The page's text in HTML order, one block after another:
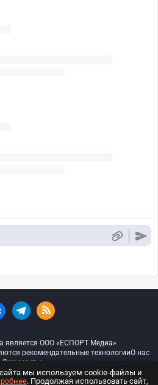
является ООО «ЕСПОРТ Медиа»
рекомендательные технологииО нас
Документы
— Все права защищены
мы используем cookie-файлы и
. Продолжая использовать сайт,